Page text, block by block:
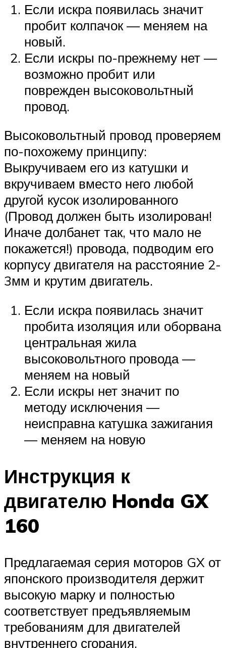
Если искра появилась значит
пробит колпачок — меняем на
новый.
Если искры по-прежнему нет —
возможно пробит или
поврежден высоковольтный
провод.
Высоковольтный провод проверяем
по-похожему принципу:
Выкручиваем его из катушки и
вкручиваем вместо него любой
другой кусок изолированного
(Провод должен быть изолирован!
Иначе долбанет так, что мало не
покажется!) провода, подводим его
корпусу двигателя на расстояние 2-
3мм и крутим двигатель.
Если искра появилась значит
пробита изоляция или оборвана
центральная жила
высоковольтного провода —
меняем на новый
Если искры нет значит по
методу исключения —
неисправна катушка зажигания
— меняем на новую
Инструкция к
двигателю Honda GX
160
Предлагаемая серия моторов GX от
японского производителя держит
высокую марку и полностью
соответствует предъявляемым
требованиям для двигателей
внутреннего сгорания.